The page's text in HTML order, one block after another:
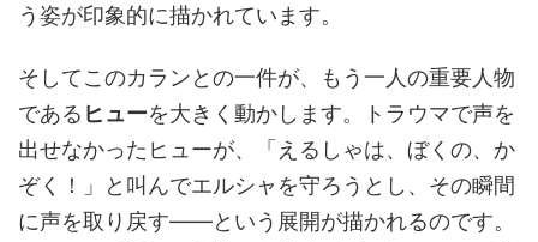
う姿が印象的に描かれています。
そしてこのカランとの一件が、もう一人の重要人物
である ヒューを大きく動かします。トラウマで声を
出せなかったヒューが、「えるしゃは、ぼくの、か
ぞく！」と叫んでエルシャを守ろうとし、その瞬間
に声を取り戻す――という展開が描かれるのです。